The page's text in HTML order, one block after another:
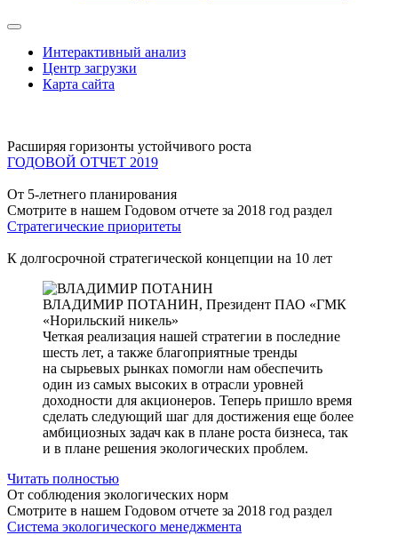
Интерактивный анализ
Центр загрузки
Карта сайта
Расширяя горизонты устойчивого роста
ГОДОВОЙ ОТЧЕТ 2019
От 5-летнего планирования
Смотрите в нашем Годовом отчете за 2018 год раздел
Стратегические приоритеты
К долгосрочной стратегической концепции на 10 лет
ВЛАДИМИР ПОТАНИН, Президент ПАО «ГМК
«Норильский никель»
Четкая реализация нашей стратегии в последние
шесть лет, а также благоприятные тренды
на сырьевых рынках помогли нам обеспечить
один из самых высоких в отрасли уровней
доходности для акционеров. Теперь пришло время
сделать следующий шаг для достижения еще более
амбициозных задач как в плане роста бизнеса, так
и в плане решения экологических проблем.
Читать полностью
От соблюдения экологических норм
Смотрите в нашем Годовом отчете за 2018 год раздел
Система экологического менеджмента